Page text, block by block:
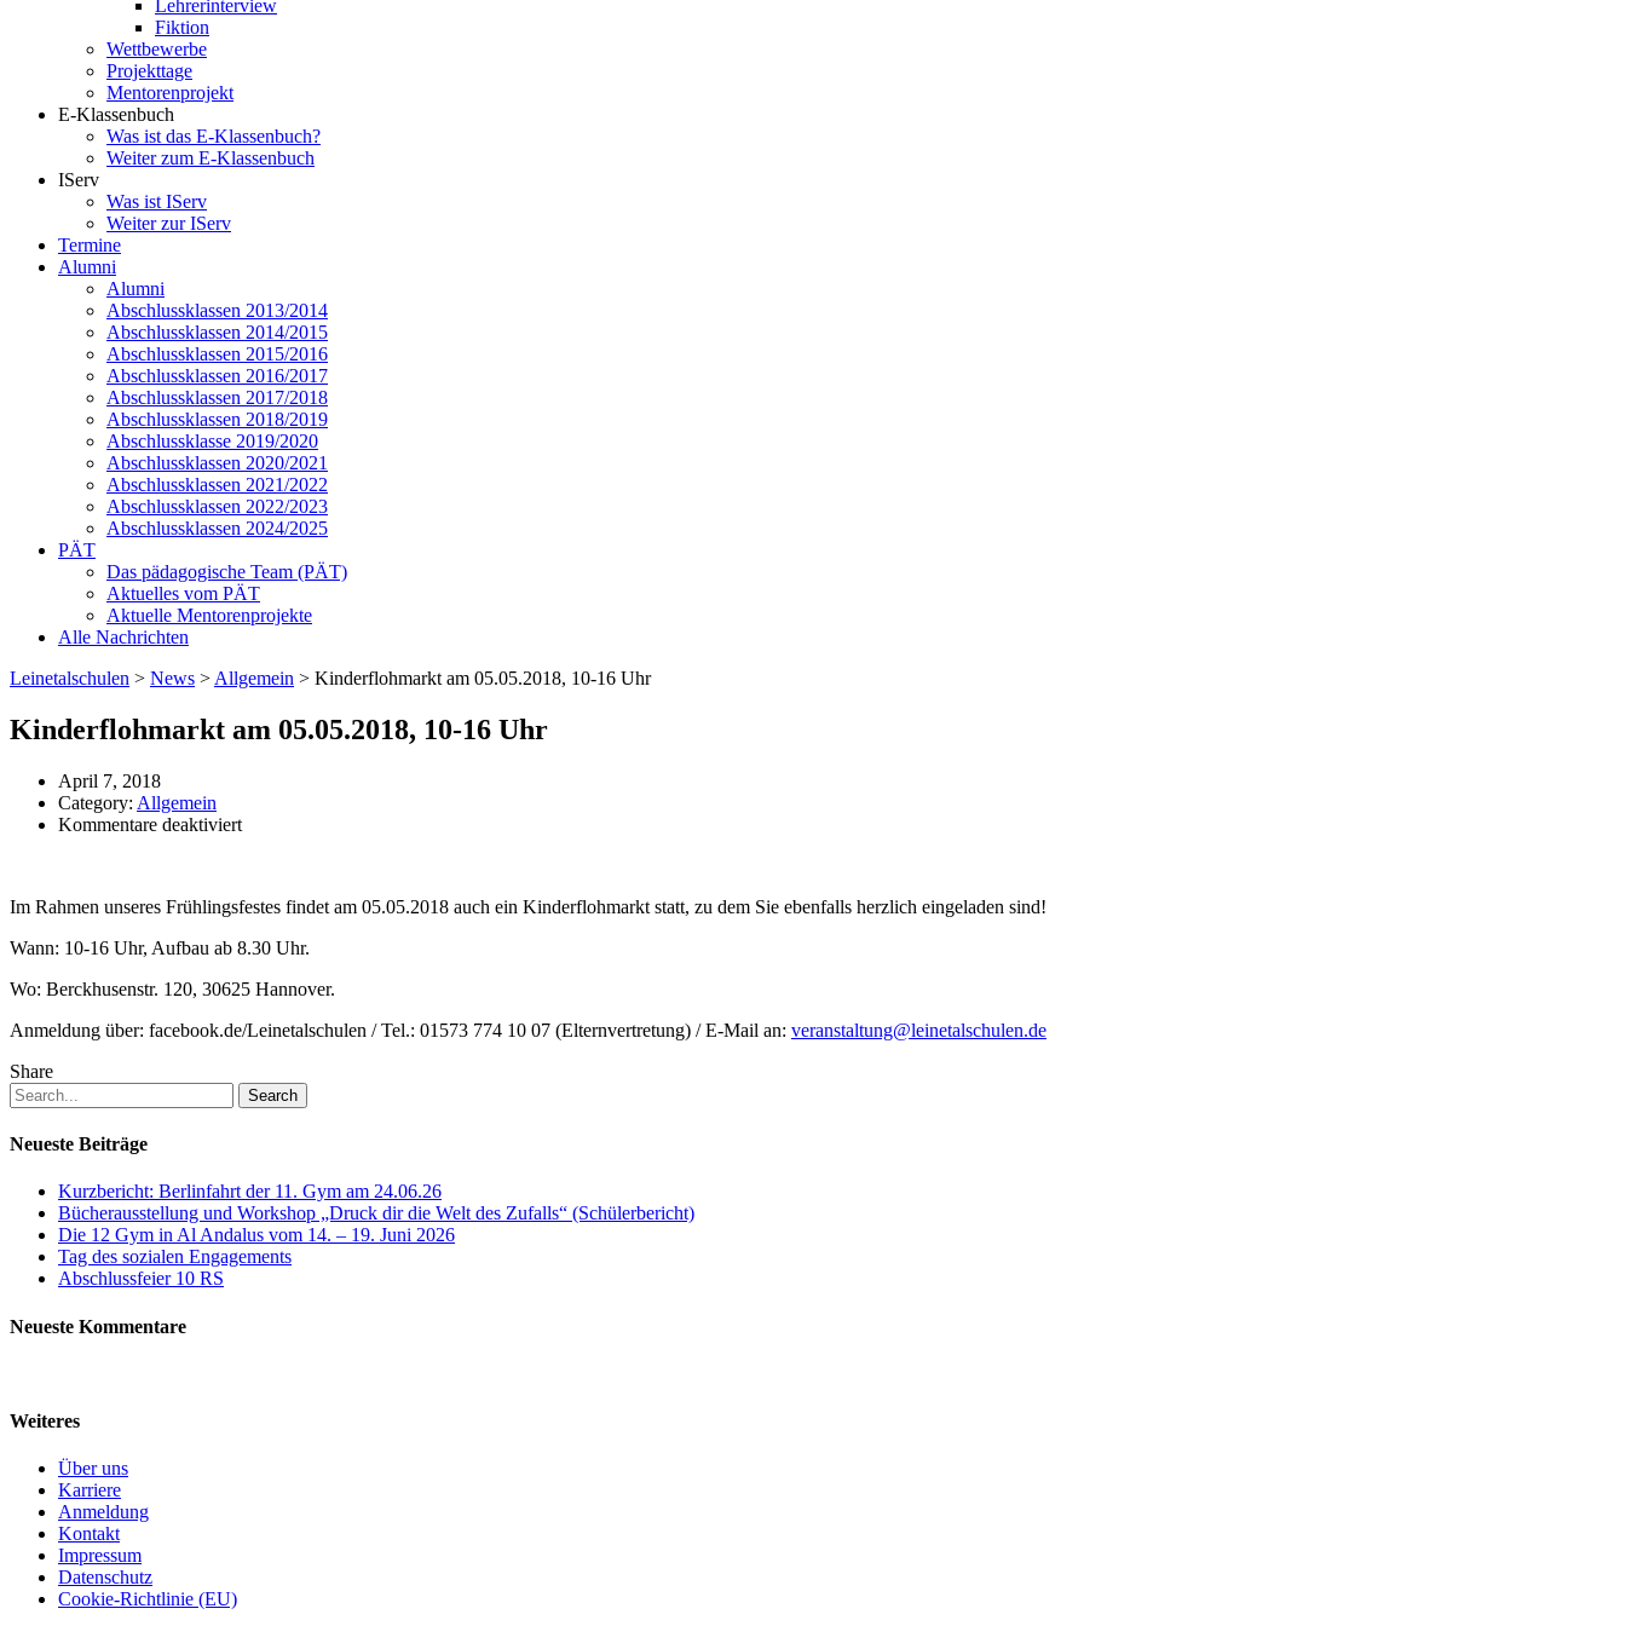
Lehrerinterview
Fiktion
Wettbewerbe
Projekttage
Mentorenprojekt
E-Klassenbuch
Was ist das E-Klassenbuch?
Weiter zum E-Klassenbuch
IServ
Was ist IServ
Weiter zur IServ
Termine
Alumni
Alumni
Abschlussklassen 2013/2014
Abschlussklassen 2014/2015
Abschlussklassen 2015/2016
Abschlussklassen 2016/2017
Abschlussklassen 2017/2018
Abschlussklassen 2018/2019
Abschlussklasse 2019/2020
Abschlussklassen 2020/2021
Abschlussklassen 2021/2022
Abschlussklassen 2022/2023
Abschlussklassen 2024/2025
PÄT
Das pädagogische Team (PÄT)
Aktuelles vom PÄT
Aktuelle Mentorenprojekte
Alle Nachrichten
Leinetalschulen > News > Allgemein > Kinderflohmarkt am 05.05.2018, 10-16 Uhr
Kinderflohmarkt am 05.05.2018, 10-16 Uhr
April 7, 2018
Category: Allgemein
Kommentare deaktiviertfür
10-
Uhr
Im Rahmen unseres Frühlingsfestes findet am 05.05.2018 auch ein Kinderflohmarkt statt, zu dem Sie ebenfalls herzlich eingeladen sind!
Wann: 10-16 Uhr, Aufbau ab 8.30 Uhr.
Wo: Berckhusenstr. 120, 30625 Hannover.
Anmeldung über: facebook.de/Leinetalschulen / Tel.: 01573 774 10 07 (Elternvertretung) / E-Mail an: veranstaltung@leinetalschulen.de
Share
Search
Neueste Beiträge
Kurzbericht: Berlinfahrt der 11. Gym am 24.06.26
Bücherausstellung und Workshop „Druck dir die Welt des Zufalls“ (Schülerbericht)
Die 12 Gym in Al Andalus vom 14. – 19. Juni 2026
Tag des sozialen Engagements
Abschlussfeier 10 RS
Neueste Kommentare
Weiteres
Über uns
Karriere
Anmeldung
Kontakt
Impressum
Datenschutz
Cookie-Richtlinie (EU)